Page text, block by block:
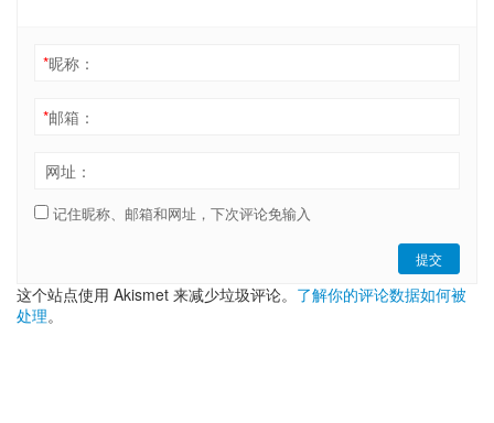
*昵称：
*邮箱：
网址：
记住昵称、邮箱和网址，下次评论免输入
提交
这个站点使用 Akismet 来减少垃圾评论。 了解你的评论数据如何被
处理。